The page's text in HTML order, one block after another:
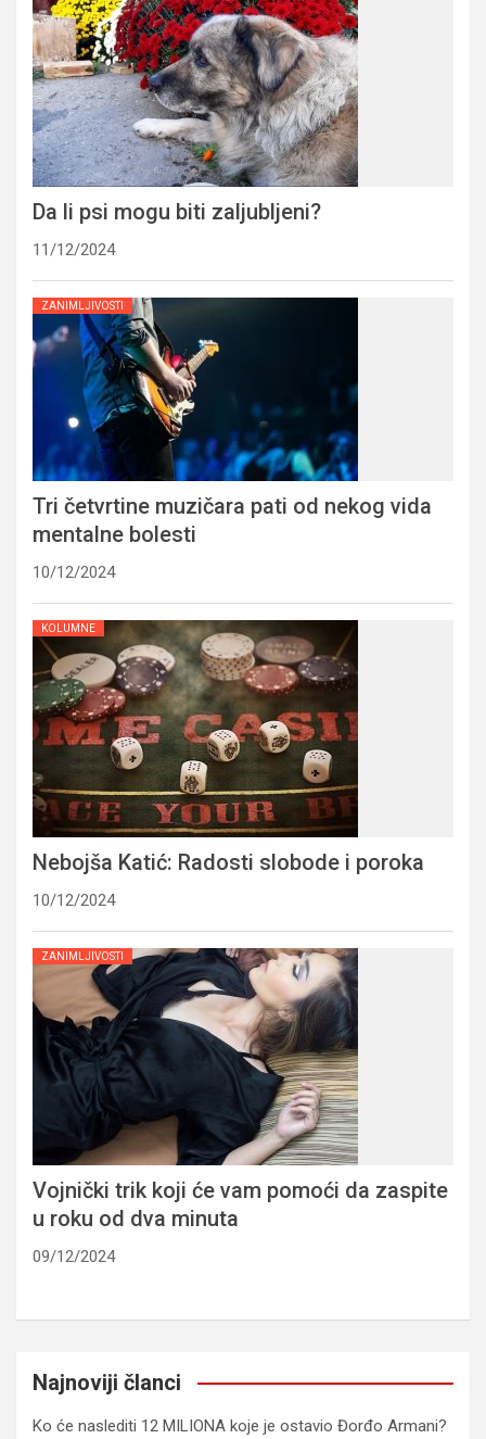
Da li psi mogu biti zaljubljeni?
11/12/2024
ZANIMLJIVOSTI
Tri četvrtine muzičara pati od nekog vida
mentalne bolesti
10/12/2024
KOLUMNE
Nebojša Katić: Radosti slobode i poroka
10/12/2024
ZANIMLJIVOSTI
Vojnički trik koji će vam pomoći da zaspite
u roku od dva minuta
09/12/2024
Najnoviji članci
Ko će naslediti 12 MILIONA koje je ostavio Đorđo Armani?